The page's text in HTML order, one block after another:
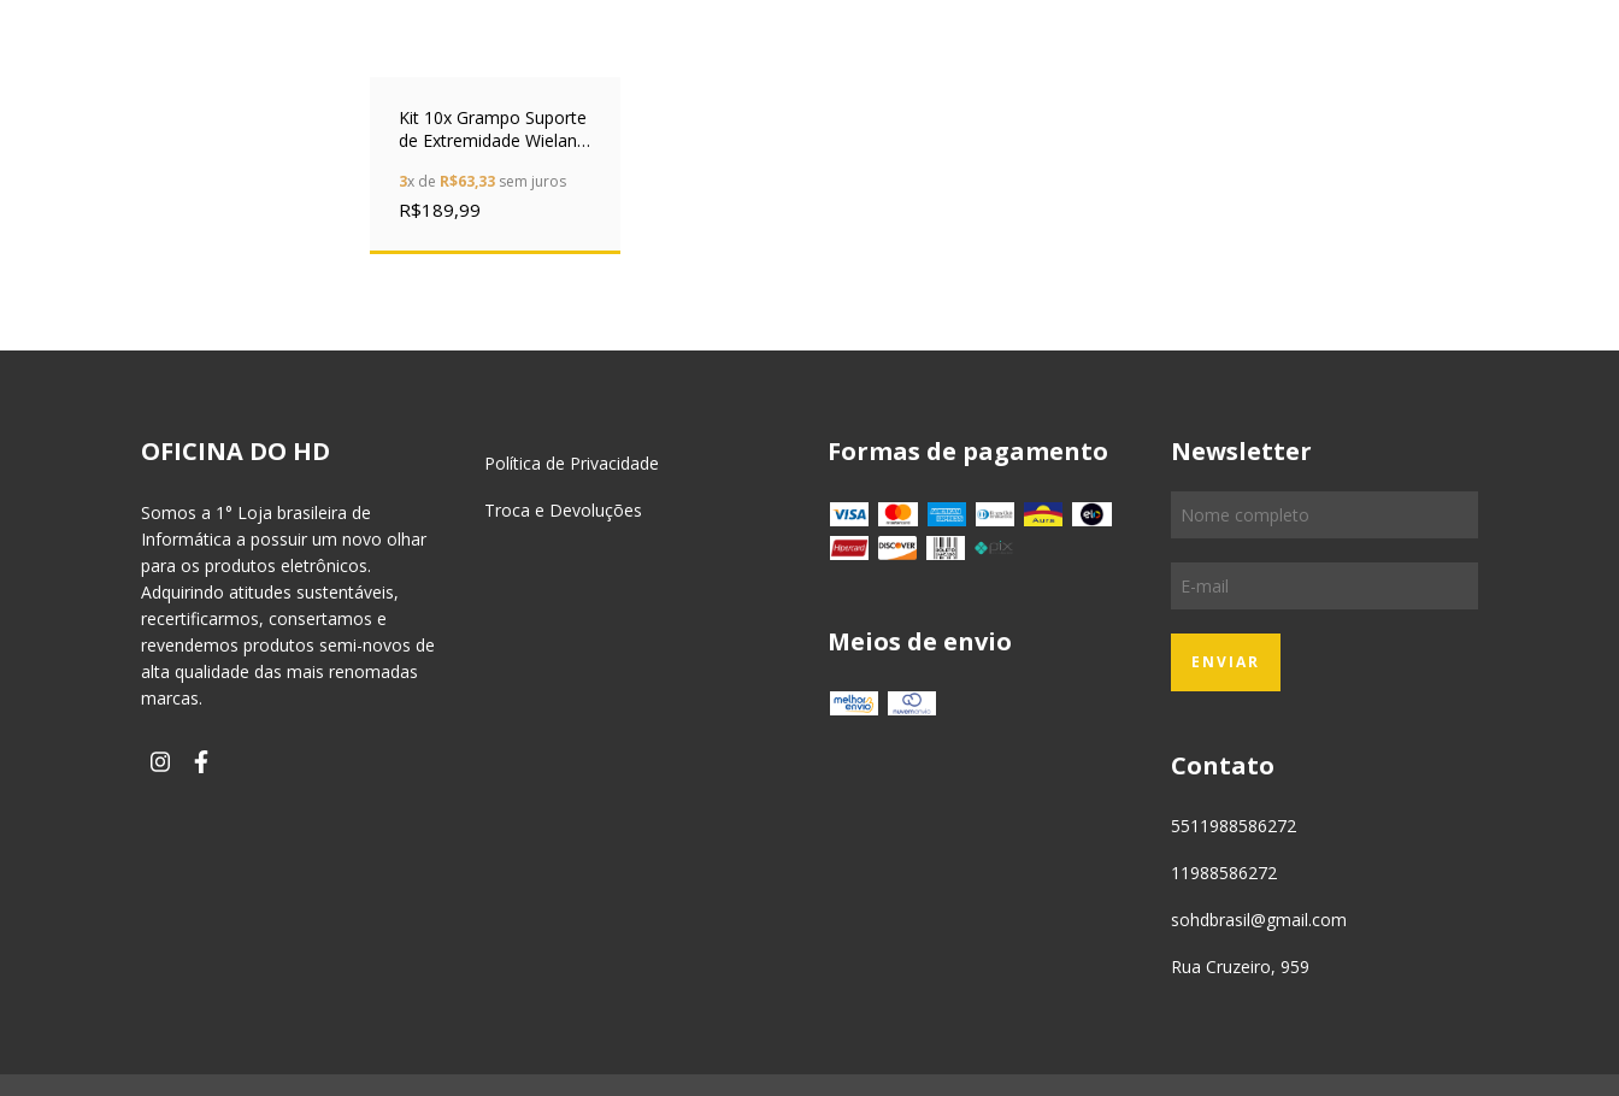
Kit 10x Grampo Suporte
de Extremidade Wieland
para Trilho DIN TS
15mm
3x de R$63,33 sem juros
R$189,99
OFICINA DO HD
Somos a 1° Loja brasileira de
Informática a possuir um novo olhar
para os produtos eletrônicos.
Adquirindo atitudes sustentáveis,
recertificarmos, consertamos e
revendemos produtos semi-novos de
alta qualidade das mais renomadas
marcas.
Política de Privacidade
Troca e Devoluções
Formas de pagamento
Meios de envio
Newsletter
Contato
5511988586272
11988586272
sohdbrasil@gmail.com
Rua Cruzeiro, 959